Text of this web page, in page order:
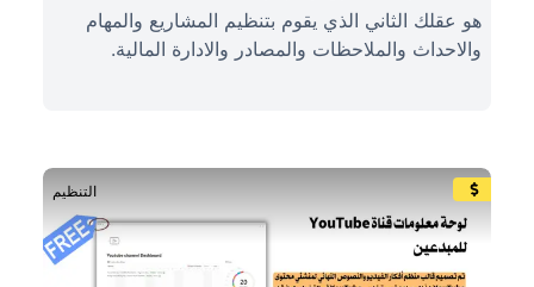
هو عقلك الثاني الذي يقوم بتنظيم المشاريع والمهام
والاحداث والملاحظات والمصادر والادارة المالية.
التنظيم